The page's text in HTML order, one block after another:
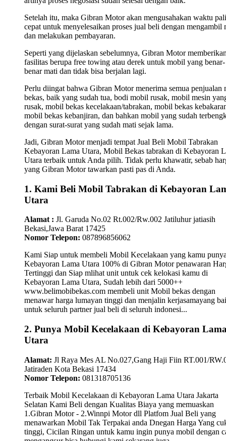
Setelah itu, maka Gibran Motor akan mengusahakan waktu
cepat untuk menyelesaikan proses jual beli dengan mengambil
dan melakukan pembayaran.
Seperti yang dijelaskan sebelumnya, Gibran Motor
fasilitas berupa free towing atau derek untuk mobil yang benar-
benar mati dan tidak bisa berjalan lagi.
Perlu diingat bahwa Gibran Motor menerima semua penjualan
bekas, baik yang sudah tua, bodi mobil rusak, mobil mesin
rusak, mobil bekas kecelakaan/tabrakan, mobil bekas
mobil bekas kebanjiran, dan bahkan mobil yang sudah
dengan surat-surat yang sudah mati sejak lama.
Jadi, Gibran Motor menjadi tempat Jual Beli Mobil Tabrakan
Kebayoran Lama Utara, Mobil Bekas tabrakan di Kebayoran
Utara terbaik untuk Anda pilih. Tidak perlu khawatir, sebab
yang Gibran Motor tawarkan pasti pas di Anda.
1. Kami Beli Mobil Tabrakan di Kebayoran
Utara
Alamat : Jl. Garuda No.02 Rt.002/Rw.002 Jatiluhur jatiasih
Bekasi,Jawa Barat 17425
Nomor Telepon: 087896856062
Kami Siap untuk membeli Mobil Kecelakaan yang kamu
Kebayoran Lama Utara 100% di Gibran Motor penawaran
Tertinggi dan Siap mlihat unit untuk cek kelokasi kamu di
Kebayoran Lama Utara, Sudah lebih dari 5000++
www.belimobibekas.com membeli unit Mobil bekas dengan
menawar harga lumayan tinggi dan menjalin kerjasamayang
untuk seluruh partner jual beli di seluruh indonesi...
2. Punya Mobil Kecelakaan di Kebayoran
Utara
Alamat: Jl Raya Mes AL No.027,Gang Haji Fiin RT.001/
Jatiraden Kota Bekasi 17434
Nomor Telepon: 081318705136
Terbaik Mobil Kecelakaan di Kebayoran Lama Utara Jakarta
Selatan Kami Beli dengan Kualitas Biaya yang memuaskan
1.Gibran Motor - 2.Winnpi Motor dll Platfom Jual Beli yang
menawarkan Mobil Tak Terpakai anda Dnegan Harga Yang
tinggi, Cicilan Ringan untuk kamu ingin punya mobil dengan